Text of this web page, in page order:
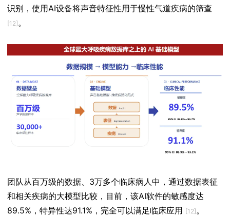
识别，使用AI设备将声音特征性用于慢性气道疾病的筛查
[12] 。
团队从百万级的数据、3万多个临床病人中，通过数据表征
和相关疾病的大模型比较，目前，该AI软件的敏感度达
89.5%，特异性达91.1%，完全可以满足临床应用 [12] 。